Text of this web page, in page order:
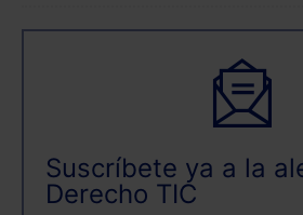
Suscríbete ya a la
Derecho TIC